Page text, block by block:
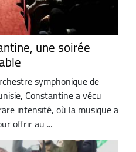
une soirée
symphonique de
Constantine a vécu
intensité, où la musique a
offrir au ...